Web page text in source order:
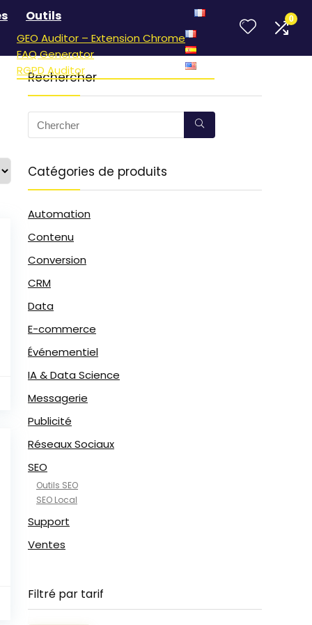
Outils
GEO Auditor – Extension Chrome
FAQ Generator
RGPD Auditor
0
Rechercher
Catégories de produits
Automation
Contenu
Conversion
CRM
Data
E-commerce
Événementiel
IA & Data Science
Messagerie
Publicité
Réseaux Sociaux
SEO
Outils SEO
SEO Local
Support
Ventes
Filtré par tarif